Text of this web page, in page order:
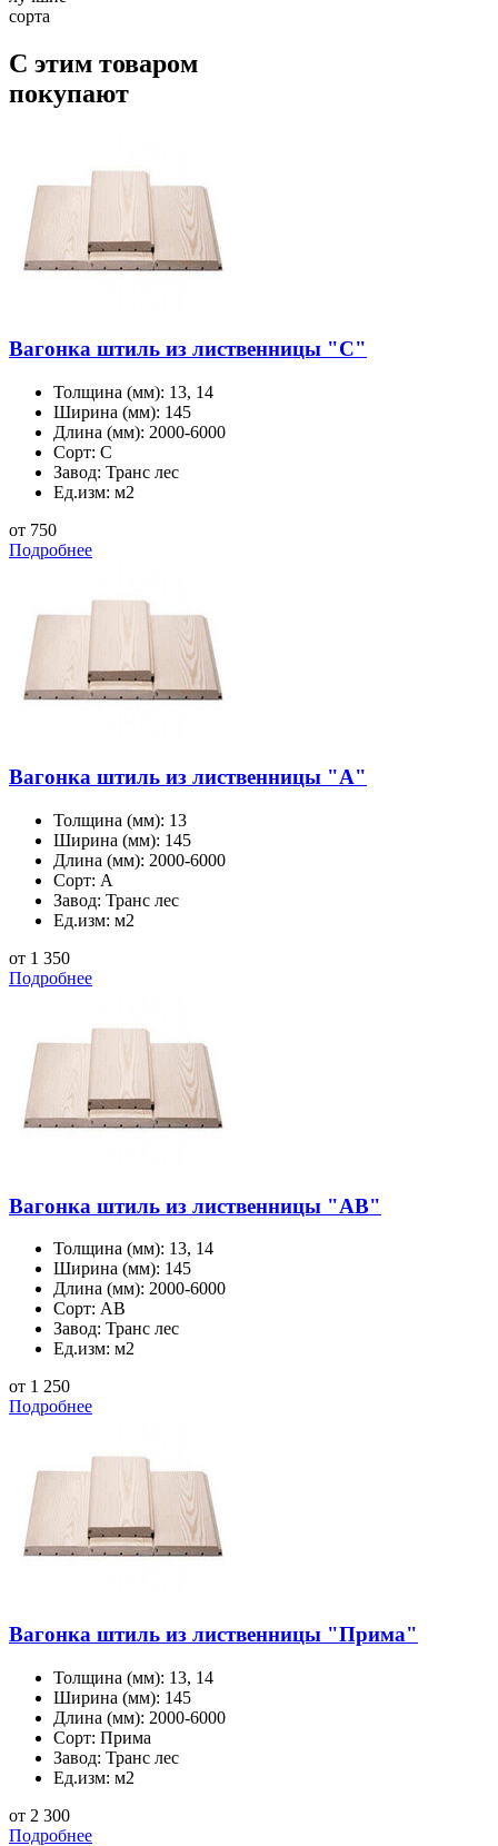
сорта
С этим товаром
покупают
Вагонка штиль из лиственницы "С"
Толщина (мм): 13, 14
Ширина (мм): 145
Длина (мм): 2000-6000
Сорт: С
Завод: Транс лес
Ед.изм: м2
от 750
Подробнее
Вагонка штиль из лиственницы "A"
Толщина (мм): 13
Ширина (мм): 145
Длина (мм): 2000-6000
Сорт: A
Завод: Транс лес
Ед.изм: м2
от 1 350
Подробнее
Вагонка штиль из лиственницы "AB"
Толщина (мм): 13, 14
Ширина (мм): 145
Длина (мм): 2000-6000
Сорт: АВ
Завод: Транс лес
Ед.изм: м2
от 1 250
Подробнее
Вагонка штиль из лиственницы "Прима"
Толщина (мм): 13, 14
Ширина (мм): 145
Длина (мм): 2000-6000
Сорт: Прима
Завод: Транс лес
Ед.изм: м2
от 2 300
Подробнее